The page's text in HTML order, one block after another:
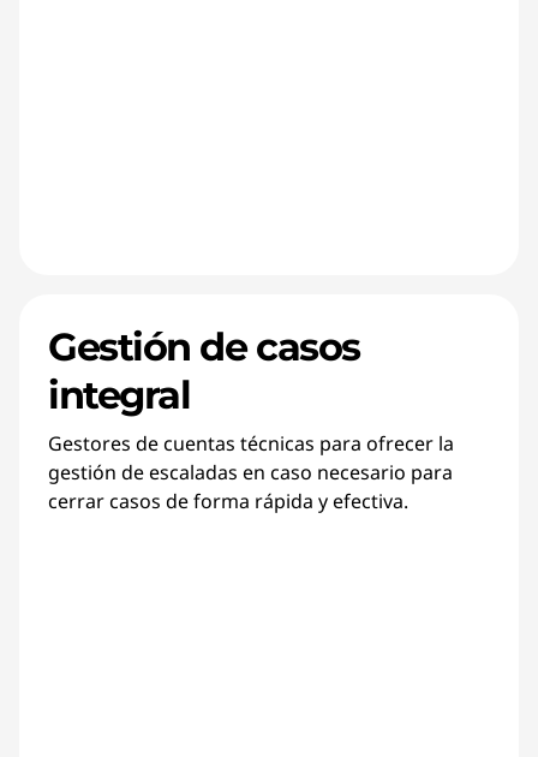
Gestión de casos
integral
Gestores de cuentas técnicas para ofrecer la
gestión de escaladas en caso necesario para
cerrar casos de forma rápida y efectiva.